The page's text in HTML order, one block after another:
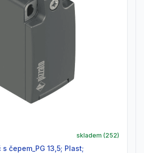
skladem (252)